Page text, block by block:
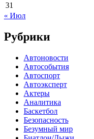
31
« Июл
Рубрики
Автоновости
Автособытия
Автоспорт
Автоэксперт
Актеры
Аналитика
Баскетбол
Безопасность
Безумный мир